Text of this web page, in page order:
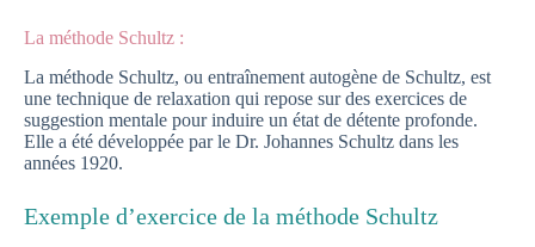
La méthode Schultz :
La méthode Schultz, ou entraînement autogène de Schultz, est
une technique de relaxation qui repose sur des exercices de
suggestion mentale pour induire un état de détente profonde.
Elle a été développée par le Dr. Johannes Schultz dans les
années 1920.
Exemple d’exercice de la méthode Schultz